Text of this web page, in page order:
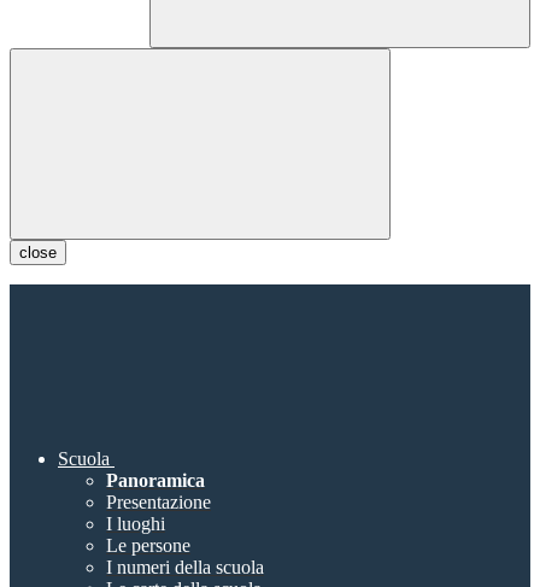
close
Scuola
Panoramica
Presentazione
I luoghi
Le persone
I numeri della scuola